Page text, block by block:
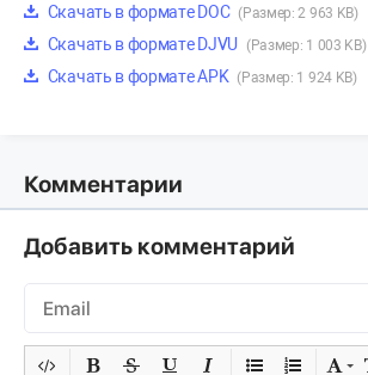
Скачать в формате DOC (Размер: 2 963 KB)
Скачать в формате DJVU (Размер: 1 003 KB)
Скачать в формате APK (Размер: 1 924 KB)
Комментарии
Добавить комментарий